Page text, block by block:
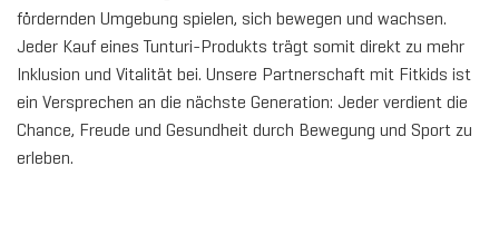
fördernden Umgebung spielen, sich bewegen und wachsen.
Jeder Kauf eines Tunturi-Produkts trägt somit direkt zu mehr
Inklusion und Vitalität bei. Unsere Partnerschaft mit Fitkids ist
ein Versprechen an die nächste Generation: Jeder verdient die
Chance, Freude und Gesundheit durch Bewegung und Sport zu
erleben.